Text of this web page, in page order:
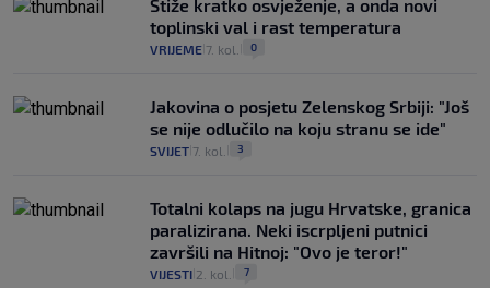
Stiže kratko osvježenje, a onda novi
toplinski val i rast temperatura
VRIJEME 7. kol. 0
Jakovina o posjetu Zelenskog Srbiji: "Još
se nije odlučilo na koju stranu se ide"
SVIJET 7. kol. 3
Totalni kolaps na jugu Hrvatske, granica
paralizirana. Neki iscrpljeni putnici
završili na Hitnoj: "Ovo je teror!"
VIJESTI 2. kol. 7